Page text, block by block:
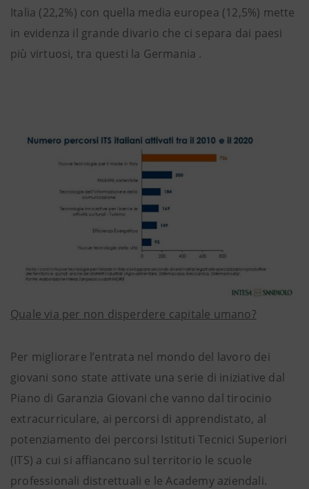
Italia (22,2%) con quella media europea (12,5%) mette
in evidenza il grande divario che ci separa dai paesi
più virtuosi, tra questi la Germania .
Quale via per non disperdere capitale umano?
Per migliorare l’entrata nel mondo del lavoro dei
giovani sono state attivate una serie di iniziative dal
Piano di Garanzia Giovani che vanno dal tirocinio
extracurriculare, ai percorsi di apprendistato, al
potenziamento dei percorsi Istituti Tecnici Superiori
(ITS) a cui si affiancano sul territorio le scuole
professionali distrettuali e le Academy aziendali.